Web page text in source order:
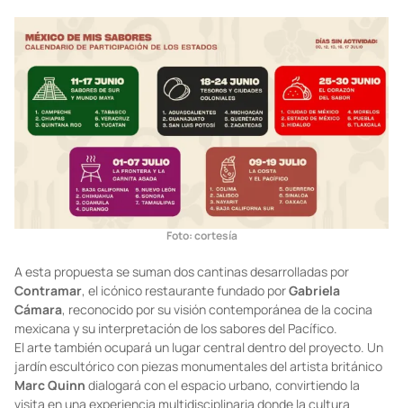
Foto: cortesía
A esta propuesta se suman dos cantinas desarrolladas por
Contramar, el icónico restaurante fundado porGabriela
Cámara, reconocido por su visión contemporánea de la cocina
mexicana y su interpretación de los sabores del Pacífico.
El arte también ocupará un lugar central dentro del proyecto. Un
jardín escultórico con piezas monumentales del artista británico
Marc Quinn dialogará con el espacio urbano, convirtiendo la
visita en una experiencia multidisciplinaria donde la cultura